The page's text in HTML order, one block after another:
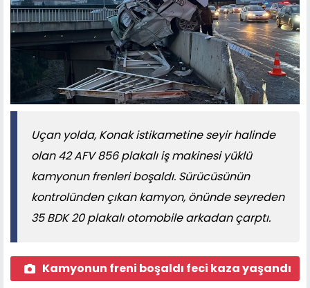
Uçan yolda, Konak istikametine seyir halinde
olan 42 AFV 856 plakalı iş makinesi yüklü
kamyonun frenleri boşaldı. Sürücüsünün
kontrolünden çıkan kamyon, önünde seyreden
35 BDK 20 plakalı otomobile arkadan çarptı.
Kamyonun freni boşaldı feci kaza yaşandı